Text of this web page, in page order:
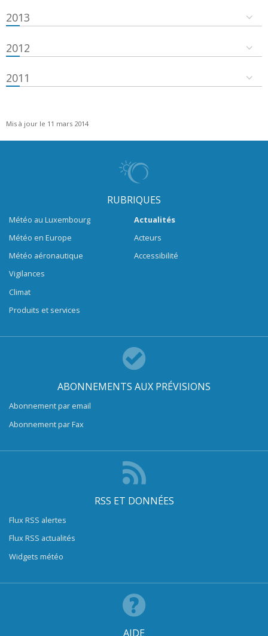
2013
2012
2011
Mis à jour le 11 mars 2014
RUBRIQUES
Météo au Luxembourg
Météo en Europe
Météo aéronautique
Vigilances
Climat
Produits et services
Actualités
Acteurs
Accessibilité
ABONNEMENTS AUX PRÉVISIONS
Abonnement par email
Abonnement par Fax
RSS ET DONNÉES
Flux RSS alertes
Flux RSS actualités
Widgets météo
AIDE